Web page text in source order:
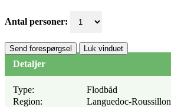
Antal personer:
Send forespørgsel Luk vinduet
Detaljer
Type:
Flodbåd
Region:
Languedoc-Roussillon